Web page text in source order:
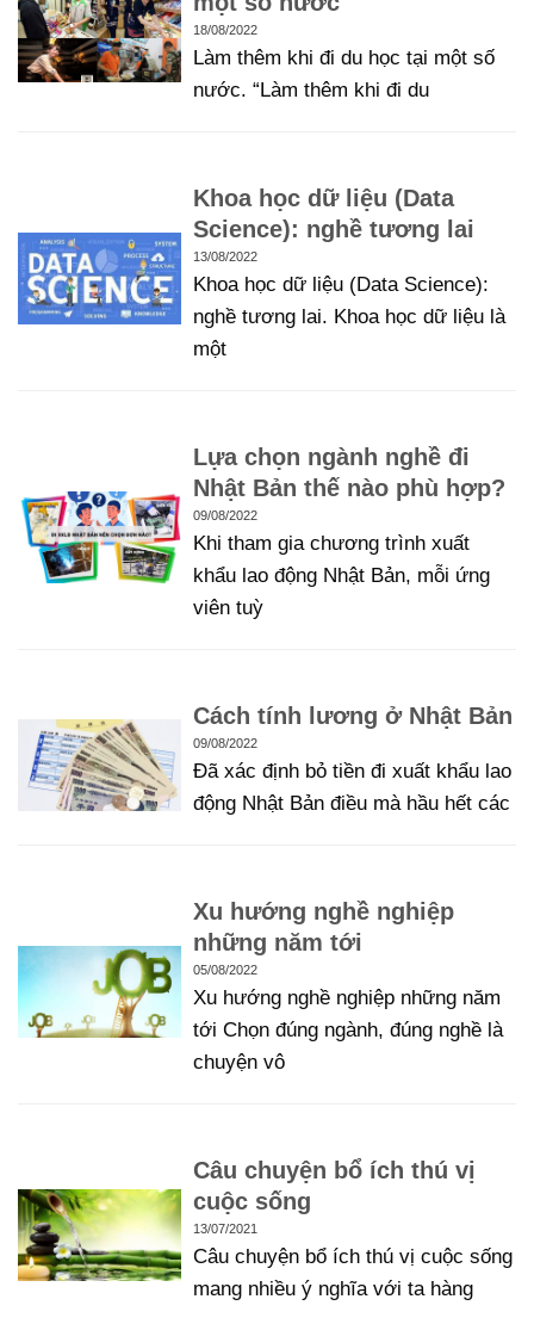
18/08/2022
Làm thêm khi đi du học tại một số
nước. “Làm thêm khi đi du
Khoa học dữ liệu (Data
Science): nghề tương lai
13/08/2022
Khoa học dữ liệu (Data Science):
nghề tương lai. Khoa học dữ liệu là
một
Lựa chọn ngành nghề đi
Nhật Bản thế nào phù hợp?
09/08/2022
Khi tham gia chương trình xuất
khẩu lao động Nhật Bản, mỗi ứng
viên tuỳ
Cách tính lương ở Nhật Bản
09/08/2022
Đã xác định bỏ tiền đi xuất khẩu lao
động Nhật Bản điều mà hầu hết các
Xu hướng nghề nghiệp
những năm tới
05/08/2022
Xu hướng nghề nghiệp những năm
tới Chọn đúng ngành, đúng nghề là
chuyện vô
Câu chuyện bổ ích thú vị
cuộc sống
13/07/2021
Câu chuyện bổ ích thú vị cuộc sống
mang nhiều ý nghĩa với ta hàng